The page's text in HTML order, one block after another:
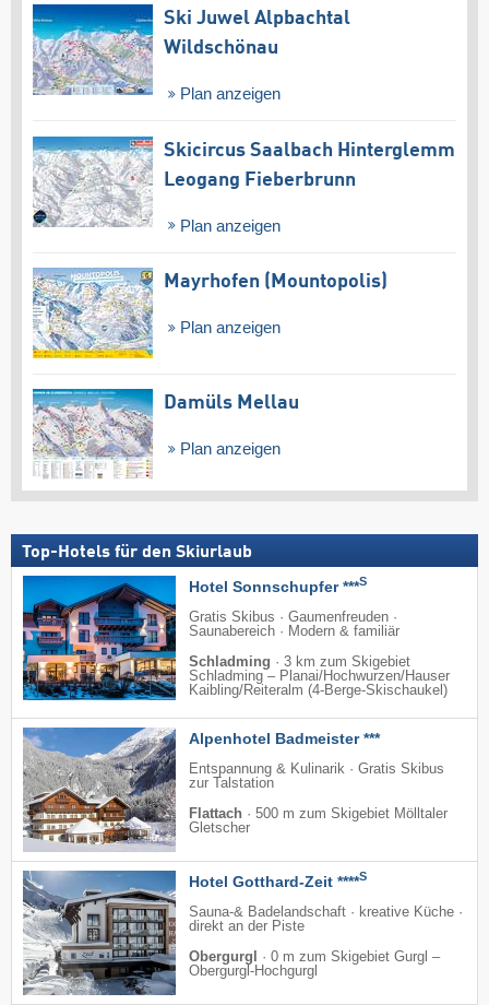
Ski Juwel Alpbachtal
Wildschönau
Plan anzeigen
Skicircus Saalbach Hinterglemm
Leogang Fieberbrunn
Plan anzeigen
Mayrhofen (Mountopolis)
Plan anzeigen
Damüls Mellau
Plan anzeigen
Top-Hotels für den Skiurlaub
Hotel Sonnschupfer ***S
Gratis Skibus · Gaumenfreuden ·
Saunabereich · Modern & familiär
Schladming · 3 km zum Skigebiet
Schladming – Planai/​Hochwurzen/​Hauser
Kaibling/​Reiteralm (4-Berge-Skischaukel)
Alpenhotel Badmeister ***
Entspannung & Kulinarik · Gratis Skibus
zur Talstation
Flattach · 500 m zum Skigebiet Mölltaler
Gletscher
Hotel Gotthard-Zeit ****S
Sauna-& Badelandschaft · kreative Küche ·
direkt an der Piste
Obergurgl
· 0 m zum Skigebiet Gurgl –
Obergurgl-Hochgurgl